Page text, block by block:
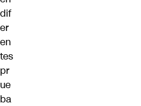
dif
er
en
tes
pr
ue
ba